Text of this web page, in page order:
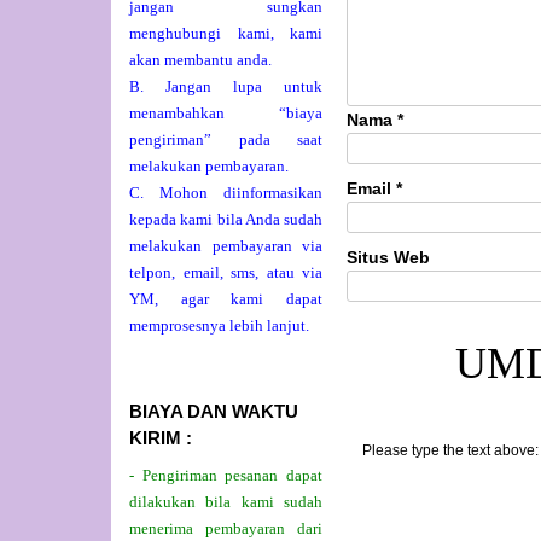
Nama *
Email *
Situs Web
Please type the text above:
jangan sungkan
menghubungi kami, kami
akan membantu anda.
B. Jangan lupa untuk
menambahkan “biaya
pengiriman” pada saat
melakukan pembayaran.
C. Mohon diinformasikan
kepada kami bila Anda sudah
melakukan pembayaran via
telpon, email, sms, atau via
YM, agar kami dapat
memprosesnya lebih lanjut.
BIAYA DAN WAKTU
KIRIM :
- Pengiriman pesanan dapat
dilakukan bila kami sudah
menerima pembayaran dari